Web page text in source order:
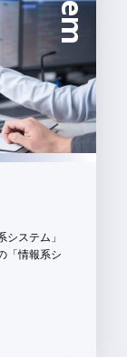
ステム」
「情報系シ